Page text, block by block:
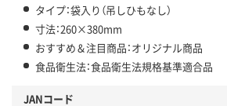
タイプ：袋入り（吊しひもなし）
寸法：260×380mm
おすすめ＆注目商品：オリジナル商品
食品衛生法：食品衛生法規格基準適合品
JANコード